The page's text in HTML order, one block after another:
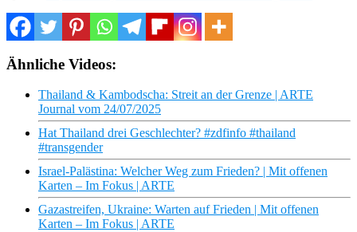
Ähnliche Videos:
Thailand & Kambodscha: Streit an der Grenze | ARTE
Journal vom 24/07/2025
Hat Thailand drei Geschlechter? #zdfinfo #thailand
#transgender
Israel-Palästina: Welcher Weg zum Frieden? | Mit offenen
Karten – Im Fokus | ARTE
Gazastreifen, Ukraine: Warten auf Frieden | Mit offenen
Karten – Im Fokus | ARTE